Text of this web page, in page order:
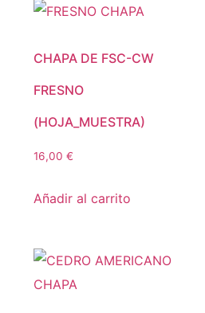
CHAPA DE FSC-CW
FRESNO
(HOJA_MUESTRA)
16,00 €
Añadir al carrito